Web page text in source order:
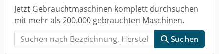
Jetzt Gebrauchtmaschinen komplett durchsuchen
mit mehr als 200.000 gebrauchten Maschinen.
Suchen